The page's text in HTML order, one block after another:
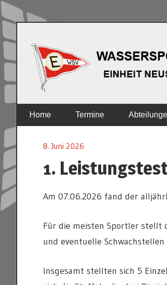
Inhalt
springen
Home Termine
8. Juni 2026
1.
Am 07.06.2026 fand der
Für die meisten Sportler stellt
und eventuelle
Insgesamt stellten sich 5